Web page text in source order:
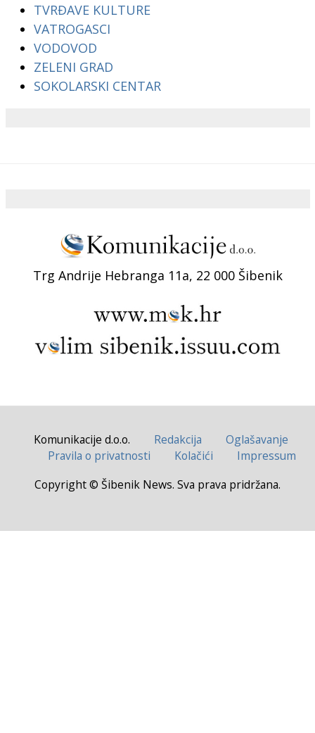
TVRĐAVE KULTURE
VATROGASCI
VODOVOD
ZELENI GRAD
SOKOLARSKI CENTAR
Trg Andrije Hebranga 11a, 22 000 Šibenik
Komunikacije d.o.o. Redakcija
Oglašavanje
Pravila o privatnosti
Kolačići
Impressum
Copyright © Šibenik News. Sva prava pridržana.